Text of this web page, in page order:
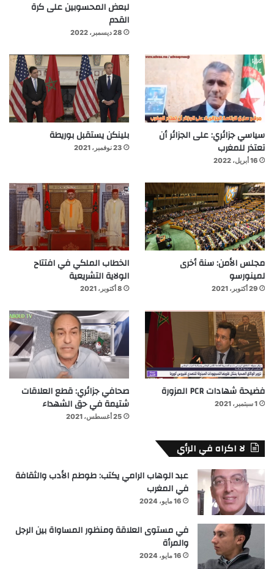
لبعض المحسوبين على كرة
القدم
28 ديسمبر، 2022
سياسي جزائري: على الجزائر أن
تعتذر للمغرب
16 أبريل، 2022
بلينكن يستقبل بوريطة
23 نوفمبر، 2021
مجلس الأمن: سنة أخرى
لمينورسو
29 أكتوبر، 2021
الخطاب الملكي في افتتاح
الولاية التشريعية
8 أكتوبر، 2021
فضيحة شهادات PCR المزورة
1 سبتمبر، 2021
صحافي جزائري: قطع العلاقات
شتيمة في حق الشهداء
25 أغسطس، 2021
لا اكراه في الرأي
عبد الوهاب الرامي يكتب: طوطم الأدب والثقافة
في المغرب
16 مايو، 2024
في مستوى العلاقة ومنظور المساواة بين الرجل
والمرأة
16 مايو، 2024